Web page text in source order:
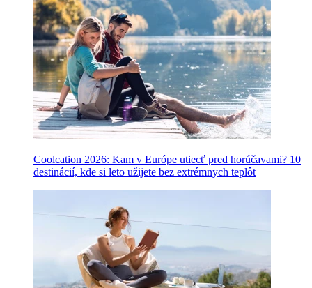
Coolcation 2026: Kam v Európe utiecť pred horúčavami? 10
destinácií, kde si leto užijete bez extrémnych teplôt